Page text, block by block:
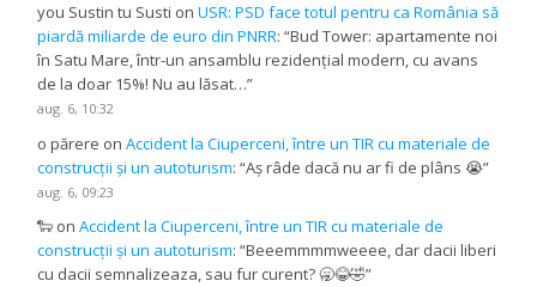
you Sustin tu Susti onUSR: PSD face totul pentru ca România să
piardă miliarde de euro din PNRR: “Bud Tower: apartamente noi
în Satu Mare, într-un ansamblu rezidențial modern, cu avans
de la doar 15%! Nu au lăsat…”
aug. 6, 10:32
o părere onAccident la Ciuperceni, între un TIR cu materiale de
construcții și un autoturism: “Aș râde dacă nu ar fi de plâns 😭”
aug. 6, 09:23
🐑 onAccident la Ciuperceni, între un TIR cu materiale de
construcții și un autoturism: “Beeemmmmweeee, dar dacii liberi
cu dacii semnalizeaza, sau fur curent? 🥱😂🤣”